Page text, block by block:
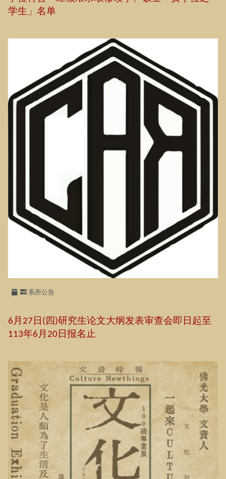
学生」名单
系所公告
6 月 27 日 ( 四 )研究生论文大纲发表审查会即日起至
113年6 月 20 日报名止